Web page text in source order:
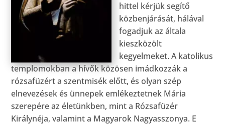
hittel kérjük segítő
közbenjárását, hálával
fogadjuk az általa
kieszközölt
kegyelmeket. A katolikus
templomokban a hívők közösen imádkozzák a
rózsafüzért a szentmisék előtt, és olyan szép
elnevezések és ünnepek emlékeztetnek Mária
szerepére az életünkben, mint a Rózsafüzér
Királynéja, valamint a Magyarok Nagyasszonya. E